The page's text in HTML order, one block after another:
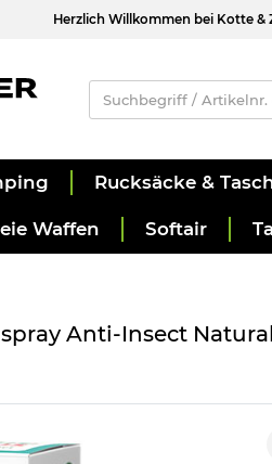
Herzlich Willkommen bei Kotte
Rucksäcke &
Waffen Softair
Anti-Insect